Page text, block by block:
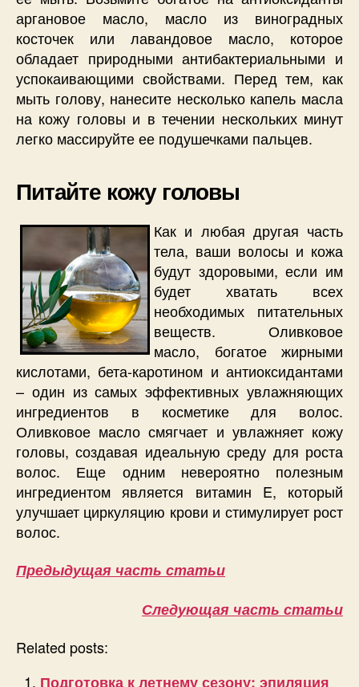
аргановое масло, масло из виноградных
косточек или лавандовое масло, которое
обладает природными антибактериальными и
успокаивающими свойствами. Перед тем, как
мыть голову, нанесите несколько капель масла
на кожу головы и в течении нескольких минут
легко массируйте ее подушечками пальцев.
Питайте кожу головы
Как и любая другая часть
тела, ваши волосы и кожа
будут здоровыми, если им
будет хватать всех
необходимых питательных
веществ. Оливковое
масло, богатое жирными
кислотами, бета-каротином и антиоксидантами
– один из самых эффективных увлажняющих
ингредиентов в косметике для волос.
Оливковое масло смягчает и увлажняет кожу
головы, создавая идеальную среду для роста
волос. Еще одним невероятно полезным
ингредиентом является витамин E, который
улучшает циркуляцию крови и стимулирует рост
волос.
Предыдущая часть статьи
Следующая часть статьи
Related posts:
Подготовка к летнему сезону: эпиляция